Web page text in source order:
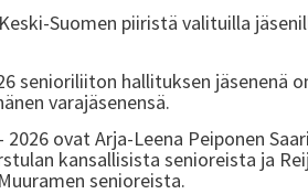
Suomen piiristä valituilla
senioriliiton hallituksen jäsenenä
varajäsenensä.
ovat Arja-Leena Peiponen
kansallisista senioreista ja
senioreista.